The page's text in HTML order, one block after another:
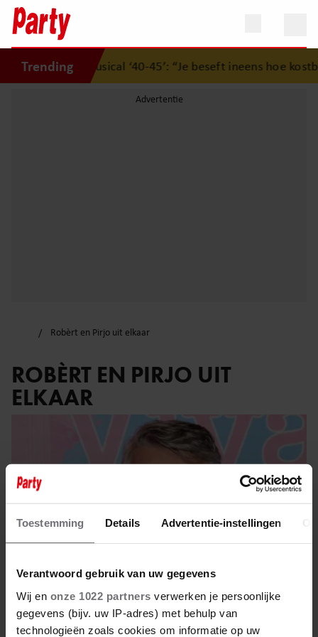
Toestemming Details Advertentie-instellingen
Verantwoord gebruik van uw gegevens
Wij en onze 1022 partners verwerken je persoonlijke
gegevens (bijv. uw IP-adres) met behulp van
technologieën zoals cookies om informatie op uw
Trendingmusical ‘40-45’: “Je beseft ineens hoe
Robèrt en Pirjo uit elkaar
ROBÈRT EN PIRJO UIT
ELKAAR